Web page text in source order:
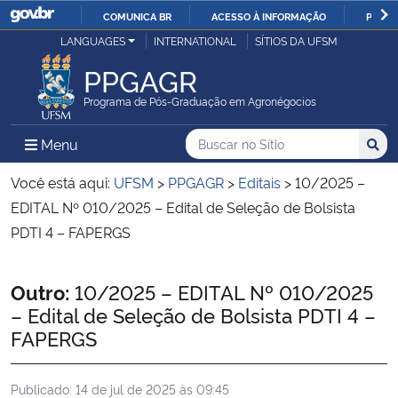
IR
COMUNICA BR ACESSO À INFORMAÇÃO
Ministério da Justiça e Segurança Pública
Ministério da Defesa
Ministério das Relações Exteriores
Ministério da Economia
Ministério da Agricultura, Pecuária e Abastecimento
Ministério da Educação
LANGUAGES INTERNATIONAL SÍTIOS DA UFSM
PPGAGR
Programa de Pós-Graduação em Agronégocios
Menu Menu Principal do Sítio
Busca
Buscar no no Sítio
Busca:
Você está aqui: UFSM > PPGAGR > Editais >10/2025 –
EDITAL Nº 010/2025 – Edital de Seleção de Bolsista
PDTI 4 – FAPERGS
Início do conteúdo
Outro: 10/2025 – EDITAL Nº 010/2025
– Edital de Seleção de Bolsista PDTI 4 –
FAPERGS
Publicado: 14 de jul de 2025 às 09:45